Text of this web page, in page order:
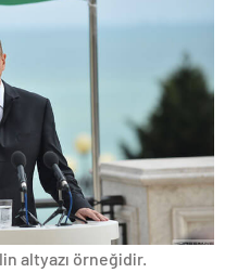
altyazı örneğidir.